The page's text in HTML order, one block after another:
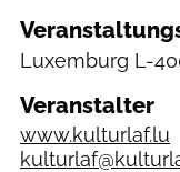
Luxemburg L-
Veranstalter
www.kulturlaf.lu